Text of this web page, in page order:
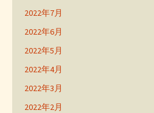
2022年7月
2022年6月
2022年5月
2022年4月
2022年3月
2022年2月